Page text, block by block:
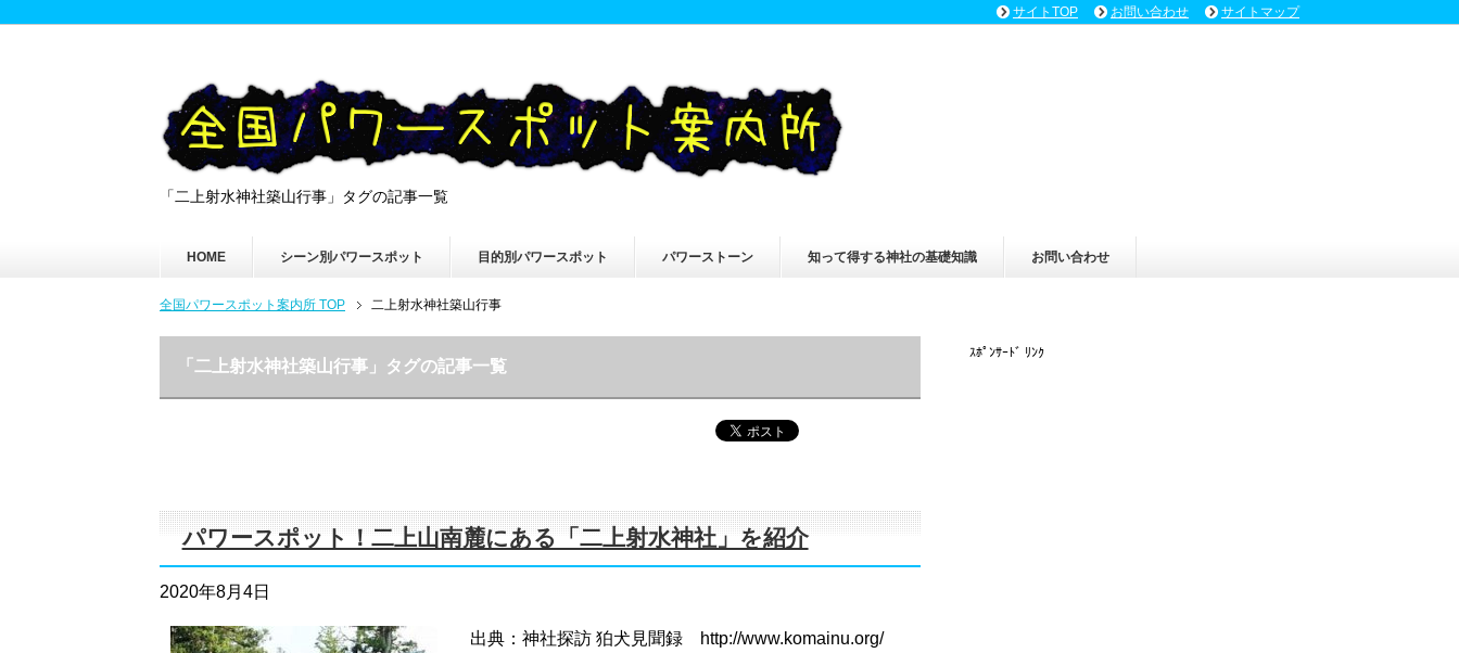
「二上射水神社築山行事」タグの記事一覧
HOME シーン別パワースポット 目的別パワースポット パワーストーン 知って得する神社の基礎知識 お問い合わせ
全国パワースポット案内所 TOP 二上射水神社築山行事
「二上射水神社築山行事」タグの記事一覧
パワースポット！二上山南麓にある「二上射水神社」を紹介
2020年8月4日
出典：神社探訪 狛犬見聞録 http://www.komainu.org/
ｽﾎﾟﾝｻｰﾄﾞ ﾘﾝｸ
サイトTOP お問い合わせ サイトマップ